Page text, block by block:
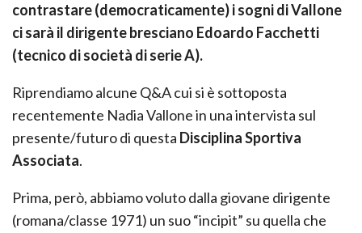
contrastare (democraticamente) i sogni di Vallone
ci sarà il dirigente bresciano Edoardo Facchetti
(tecnico di società di serie A).
Riprendiamo alcune Q&A cui si è sottoposta
recentemente Nadia Vallone in una intervista sul
presente/futuro di questa Disciplina Sportiva
Associata.
Prima, però, abbiamo voluto dalla giovane dirigente
(romana/classe 1971) un suo “incipit” su quella che